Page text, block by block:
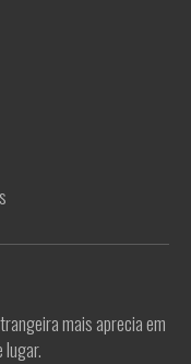
mais aprecia em
lugar.